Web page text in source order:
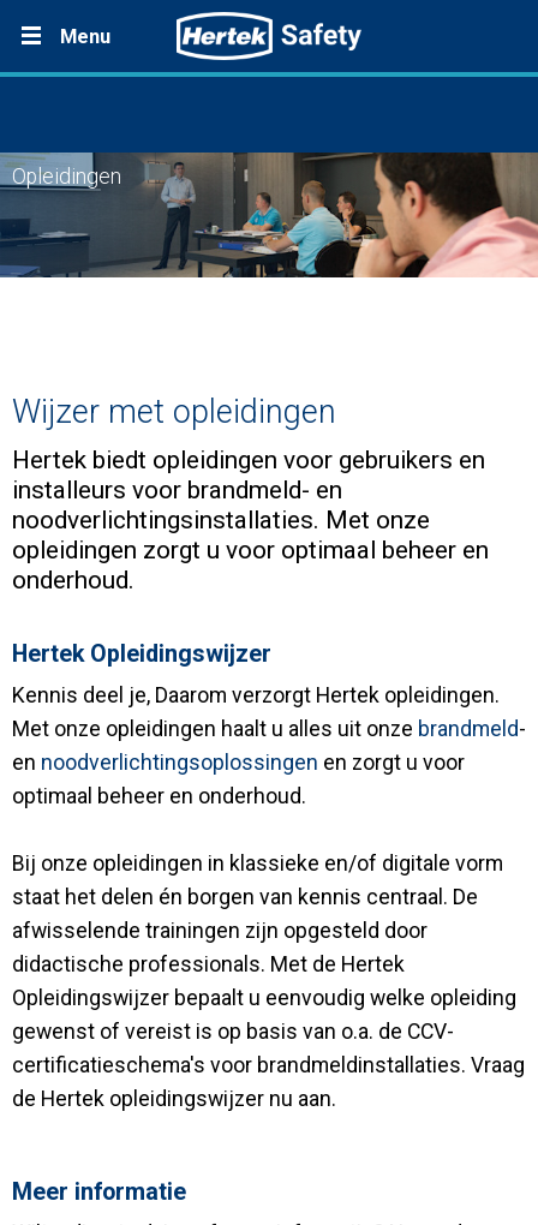
Menu
Ontvang de opleidingswijzer
Opleidingsoverzicht
Opleidingen
Wijzer met opleidingen
Hertek biedt opleidingen voor gebruikers en
installeurs voor brandmeld- en
noodverlichtingsinstallaties. Met onze
opleidingen zorgt u voor optimaal beheer en
onderhoud.
Hertek Opleidingswijzer
Kennis deel je, Daarom verzorgt Hertek opleidingen.
Met onze opleidingen haalt u alles uit onze brandmeld-
en noodverlichtingsoplossingen en zorgt u voor
optimaal beheer en onderhoud.
Bij onze opleidingen in klassieke en/of digitale vorm
staat het delen én borgen van kennis centraal. De
afwisselende trainingen zijn opgesteld door
didactische professionals. Met de Hertek
Opleidingswijzer bepaalt u eenvoudig welke opleiding
gewenst of vereist is op basis van o.a. de CCV-
certificatieschema's voor brandmeldinstallaties. Vraag
de Hertek opleidingswijzer nu aan.
Meer informatie